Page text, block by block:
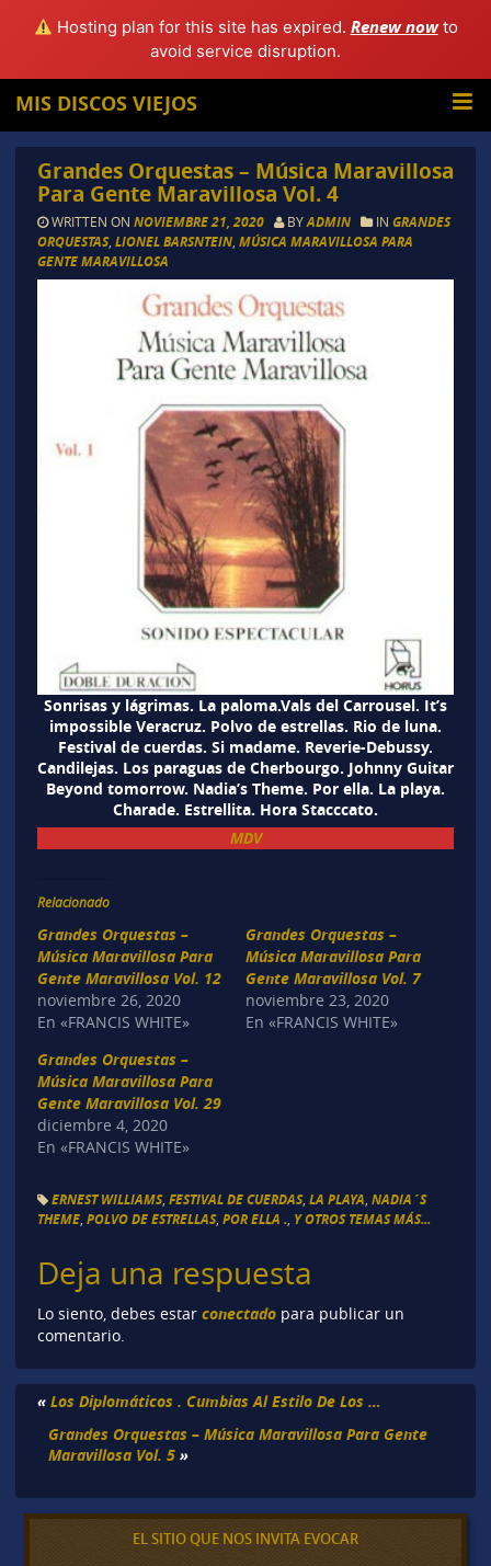
Hosting plan for this site has expired. Renew nowto
avoid service disruption.
MIS DISCOS VIEJOS
Grandes Orquestas – Música Maravillosa
Para Gente Maravillosa Vol. 4
WRITTEN ON NOVIEMBRE 21, 2020 BYADMIN IN GRANDES
ORQUESTAS, LIONEL BARSNTEIN, MÚSICA MARAVILLOSA PARA
GENTE MARAVILLOSA
Sonrisas y lágrimas. La paloma.Vals del Carrousel. It’s
impossible Veracruz. Polvo de estrellas. Rio de luna.
Festival de cuerdas. Si madame. Reverie-Debussy.
Candilejas. Los paraguas de Cherbourgo. Johnny Guitar
Beyond tomorrow. Nadia’s Theme. Por ella. La playa.
Charade. Estrellita. Hora Stacccato.
MDV
Relacionado
Grandes Orquestas –
Música Maravillosa Para
Gente Maravillosa Vol. 12
noviembre 26, 2020
En «FRANCIS WHITE»
Grandes Orquestas –
Música Maravillosa Para
Gente Maravillosa Vol. 7
noviembre 23, 2020
En «FRANCIS WHITE»
Grandes Orquestas –
Música Maravillosa Para
Gente Maravillosa Vol. 29
diciembre 4, 2020
En «FRANCIS WHITE»
ERNEST WILLIAMS, FESTIVAL DE CUERDAS, LA PLAYA NADIA´S
THEME, POLVO DE ESTRELLAS, POR ELLA . Y OTROS TEMAS MÁS...
Deja una respuesta
Lo siento, debes estar conectadopara publicar un
comentario.
« Los Diplomáticos . Cumbias Al Estilo De Los …
Grandes Orquestas – Música Maravillosa Para Gente
Maravillosa Vol. 5 »
EL SITIO QUE NOS INVITA EVOCAR